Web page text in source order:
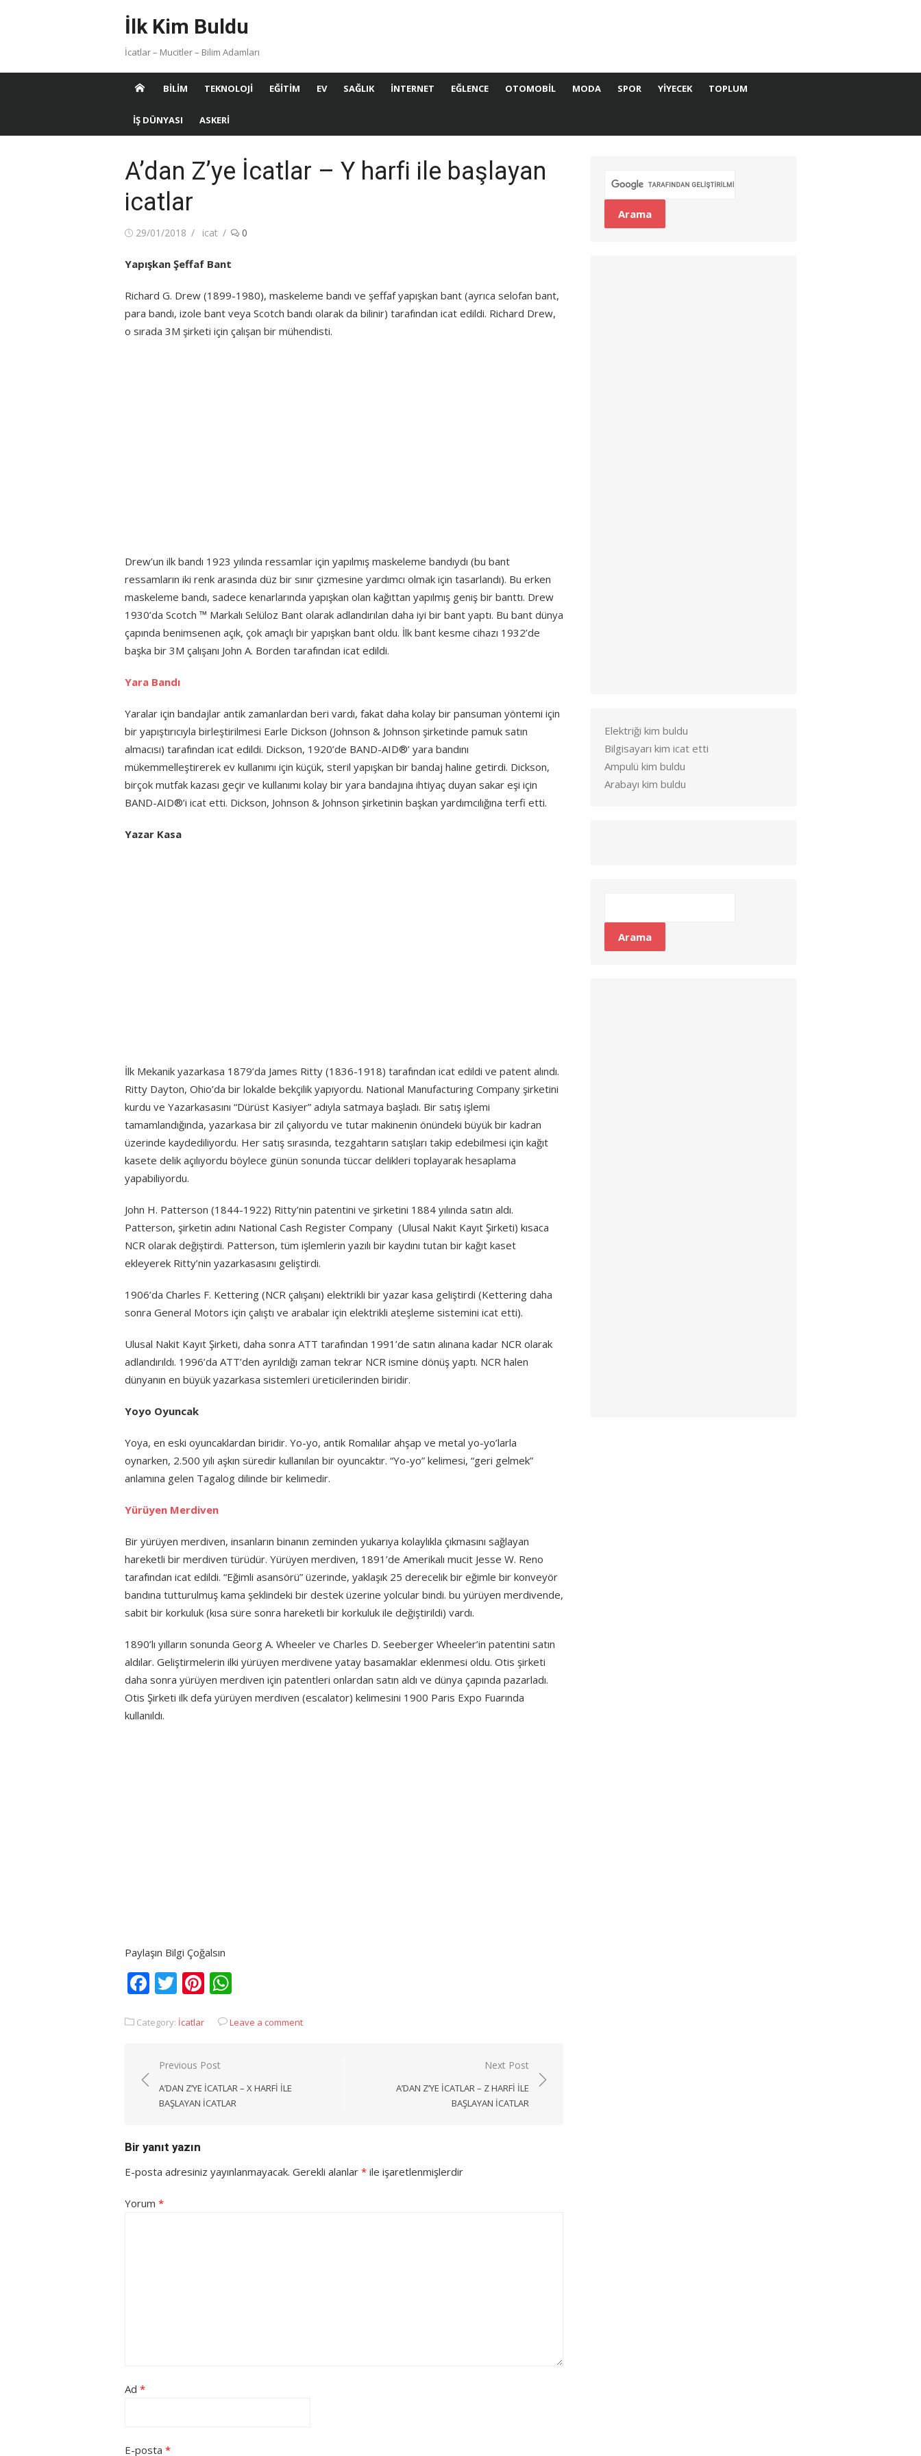
İlk Kim Buldu
İcatlar – Mucitler – Bilim Adamları
BILIM TEKNOLOJI EĞITIM EV SAĞLIK İNTERNET EĞLENCE OTOMOBIL MODA SPOR YIYECEK TOPLUM
İŞ DÜNYASI ASKERI
A’dan Z’ye İcatlar – Y harfi ile başlayan
icatlar
Posted
29/01/2018 Author
icat 0
Yapışkan Şeffaf Bant
Richard G. Drew (1899-1980), maskeleme bandı ve şeffaf yapışkan bant (ayrıca selofan bant,
para bandı, izole bant veya Scotch bandı olarak da bilinir) tarafından icat edildi. Richard Drew,
o sırada 3M şirketi için çalışan bir mühendisti.
Drew’un ilk bandı 1923 yılında ressamlar için yapılmış maskeleme bandıydı (bu bant
ressamların iki renk arasında düz bir sınır çizmesine yardımcı olmak için tasarlandı). Bu erken
maskeleme bandı, sadece kenarlarında yapışkan olan kağıttan yapılmış geniş bir banttı. Drew
1930’da Scotch ™ Markalı Selüloz Bant olarak adlandırılan daha iyi bir bant yaptı. Bu bant dünya
çapında benimsenen açık, çok amaçlı bir yapışkan bant oldu. İlk bant kesme cihazı 1932’de
başka bir 3M çalışanı John A. Borden tarafından icat edildi.
Yara Bandı
Yaralar için bandajlar antik zamanlardan beri vardı, fakat daha kolay bir pansuman yöntemi için
bir yapıştırıcıyla birleştirilmesi Earle Dickson (Johnson & Johnson şirketinde pamuk satın
almacısı) tarafından icat edildi. Dickson, 1920’de BAND-AID®’ yara bandını
mükemmelleştirerek ev kullanımı için küçük, steril yapışkan bir bandaj haline getirdi. Dickson,
birçok mutfak kazası geçir ve kullanımı kolay bir yara bandajına ihtiyaç duyan sakar eşi için
BAND-AID®’i icat etti. Dickson, Johnson & Johnson şirketinin başkan yardımcılığına terfi etti.
Yazar Kasa
İlk Mekanik yazarkasa 1879’da James Ritty (1836-1918) tarafından icat edildi ve patent alındı.
Ritty Dayton, Ohio’da bir lokalde bekçilik yapıyordu. National Manufacturing Company şirketini
kurdu ve Yazarkasasını “Dürüst Kasiyer” adıyla satmaya başladı. Bir satış işlemi
tamamlandığında, yazarkasa bir zil çalıyordu ve tutar makinenin önündeki büyük bir kadran
üzerinde kaydediliyordu. Her satış sırasında, tezgahtarın satışları takip edebilmesi için kağıt
kasete delik açılıyordu böylece günün sonunda tüccar delikleri toplayarak hesaplama
yapabiliyordu.
John H. Patterson (1844-1922) Ritty’nin patentini ve şirketini 1884 yılında satın aldı.
Patterson, şirketin adını National Cash Register Company (Ulusal Nakit Kayıt Şirketi) kısaca
NCR olarak değiştirdi. Patterson, tüm işlemlerin yazılı bir kaydını tutan bir kağıt kaset
ekleyerek Ritty’nin yazarkasasını geliştirdi.
1906’da Charles F. Kettering (NCR çalışanı) elektrikli bir yazar kasa geliştirdi (Kettering daha
sonra General Motors için çalıştı ve arabalar için elektrikli ateşleme sistemini icat etti).
Ulusal Nakit Kayıt Şirketi, daha sonra ATT tarafından 1991’de satın alınana kadar NCR olarak
adlandırıldı. 1996’da ATT’den ayrıldığı zaman tekrar NCR ismine dönüş yaptı. NCR halen
dünyanın en büyük yazarkasa sistemleri üreticilerinden biridir.
Yoyo Oyuncak
Yoya, en eski oyuncaklardan biridir. Yo-yo, antik Romalılar ahşap ve metal yo-yo’larla
oynarken, 2.500 yılı aşkın süredir kullanılan bir oyuncaktır. “Yo-yo” kelimesi, “geri gelmek”
anlamına gelen Tagalog dilinde bir kelimedir.
Yürüyen Merdiven
Bir yürüyen merdiven, insanların binanın zeminden yukarıya kolaylıkla çıkmasını sağlayan
hareketli bir merdiven türüdür. Yürüyen merdiven, 1891’de Amerikalı mucit Jesse W. Reno
tarafından icat edildi. “Eğimli asansörü” üzerinde, yaklaşık 25 derecelik bir eğimle bir konveyör
bandına tutturulmuş kama şeklindeki bir destek üzerine yolcular bindi. bu yürüyen merdivende,
sabit bir korkuluk (kısa süre sonra hareketli bir korkuluk ile değiştirildi) vardı.
1890’lı yılların sonunda Georg A. Wheeler ve Charles D. Seeberger Wheeler’in patentini satın
aldılar. Geliştirmelerin ilki yürüyen merdivene yatay basamaklar eklenmesi oldu. Otis şirketi
daha sonra yürüyen merdiven için patentleri onlardan satın aldı ve dünya çapında pazarladı.
Otis Şirketi ilk defa yürüyen merdiven (escalator) kelimesini 1900 Paris Expo Fuarında
kullanıldı.
Paylaşın Bilgi Çoğalsın
Facebook
TwitterPinterest
Category: İcatlar Leave a comment
Yazı
gezinmesi
Previous Post
A’DAN Z’YE İCATLAR – X HARFI ILE
BAŞLAYAN ICATLAR
Next Post
A’DAN Z’YE İCATLAR – Z HARFI ILE
BAŞLAYAN ICATLAR
Bir yanıt yazın
E-posta adresiniz yayınlanmayacak. Gerekli alanlar * ile işaretlenmişlerdir
Yorum *
Ad *
E-posta *
Elektriği kim buldu
Bilgisayarı kim icat etti
Ampulü kim buldu
Arabayı kim buldu